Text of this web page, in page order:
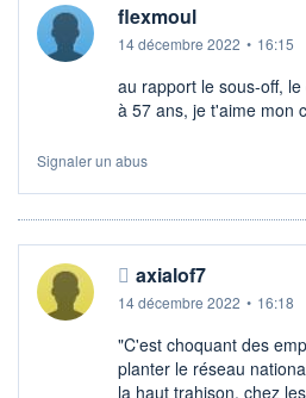
flexmoul
14 décembre 2022 • 16:15
au rapport le sous-off,
à 57 ans, je t'aime mon
Signaler un abus
axialof7
14 décembre 2022 • 16:18
"C'est choquant des
planter le réseau
la haut trahison, chez